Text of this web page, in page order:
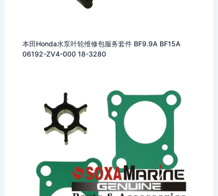
本田Honda水泵叶轮维修包服务套件 BF9.9A BF15A
06192-ZV4-000 18-3280